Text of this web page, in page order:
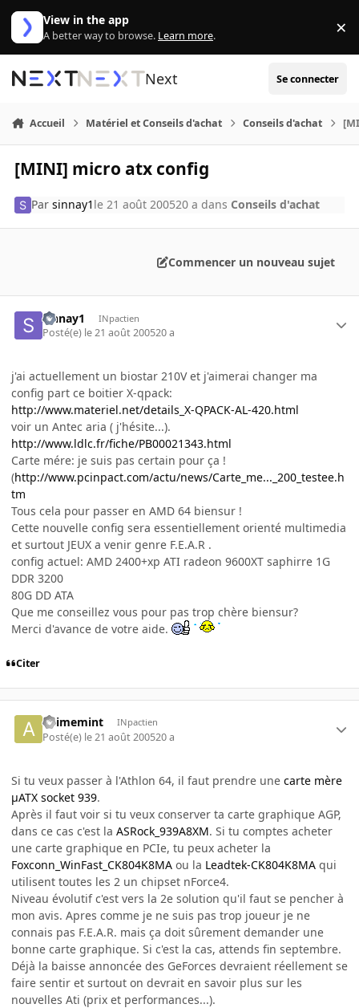
Aller au contenu
View in the app
A better way to browse. Learn more. ×
Next Se connecter
Accueil Matériel et Conseils d'achat Conseils d'achat
[MINI] micro atx config
Parsinnay1 le 21 août 200520 a dans Conseils d'achat
Commencer un nouveau sujet
sinnay1 INpactien
Posté(e) le 21 août 200520 a
j'ai actuellement un biostar 210V et j'aimerai changer ma
config part ce boitier X-qpack:
http://www.materiel.net/details_X-QPACK-AL-420.html
voir un Antec aria ( j'hésite...).
http://www.ldlc.fr/fiche/PB00021343.html
Carte mére: je suis pas certain pour ça !
(http://www.pcinpact.com/actu/news/Carte_me..._200_testee.h
tm
Tous cela pour passer en AMD 64 biensur !
Cette nouvelle config sera essentiellement orienté multimedia
et surtout JEUX a venir genre F.E.A.R .
config actuel: AMD 2400+xp ATI radeon 9600XT saphirre 1G
DDR 3200
80G DD ATA
Que me conseillez vous pour pas trop chère biensur?
Merci d'avance de votre aide.
Citer
animemint INpactien
Posté(e) le 21 août 200520 a
Si tu veux passer à l'Athlon 64, il faut prendre une carte mère
µATX socket 939.
Après il faut voir si tu veux conserver ta carte graphique AGP,
dans ce cas c'est la ASRock_939A8XM. Si tu comptes acheter
une carte graphique en PCIe, tu peux acheter la
Foxconn_WinFast_CK804K8MA ou la Leadtek-CK804K8MA qui
utilisent toutes les 2 un chipset nForce4.
Niveau évolutif c'est vers la 2e solution qu'il faut se pencher à
mon avis. Apres comme je ne suis pas trop joueur je ne
connais pas F.E.A.R. mais ça doit sûrement demander une
bonne carte graphique. Si c'est la cas, attends fin septembre.
Déjà la baisse annoncée des GeForces devraient réellement se
faire sentir et surtout on devrait en savoir plus sur les
nouvelles Ati (prix et performances...).